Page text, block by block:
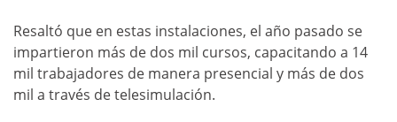
Resaltó que en estas instalaciones, el año pasado se
impartieron más de dos mil cursos, capacitando a 14
mil trabajadores de manera presencial y más de dos
mil a través de telesimulación.